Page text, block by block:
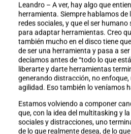
Leandro – A ver, hay algo que
herramienta. Siempre hablamos de
redes sociales, y que el ser
para adaptar herramientas. Creo
también mucho en el disco tiene
de ser una herramienta y pasa a
decíamos antes de “todo lo que
liberarte y darte herramientas
generando distracción, no
agilidad. Eso también lo veníamos
Estamos volviendo a componer
que, con la idea del multitasking y
sociales y distracciones, uno
de lo que realmente desea, de lo